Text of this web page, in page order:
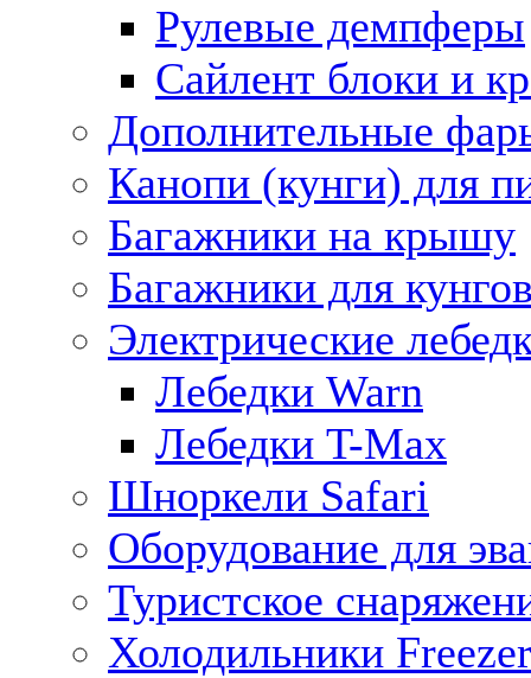
Рулевые демпферы
Сайлент блоки и
Дополнительные
Канопи (кунги) для
Багажники на крышу
Багажники для
Электрические
Лебедки Warn
Лебедки T-Max
Шноркели Safari
Оборудование для
Туристское
Холодильники